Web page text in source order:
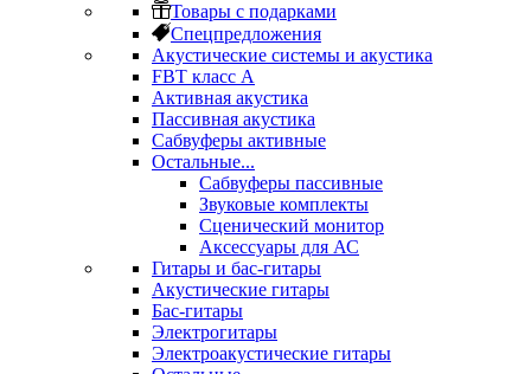
Товары с подарками
Спецпредложения
Акустические системы и акустика
FBT класс А
Активная акустика
Пассивная акустика
Сабвуферы активные
Остальные...
Сабвуферы пассивные
Звуковые комплекты
Сценический монитор
Аксессуары для АС
Гитары и бас-гитары
Акустические гитары
Бас-гитары
Электрогитары
Электроакустические гитары